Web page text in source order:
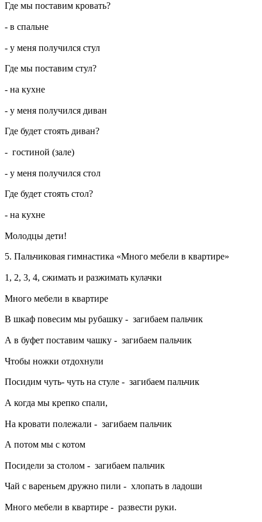
Где мы поставим кровать?
- в спальне
- у меня получился стул
Где мы поставим стул?
- на кухне
- у меня получился диван
Где будет стоять диван?
- гостиной (зале)
- у меня получился стол
Где будет стоять стол?
- на кухне
Молодцы дети!
5. Пальчиковая гимнастика «Много мебели в квартире»
1, 2, 3, 4, сжимать и разжимать кулачки
Много мебели в квартире
В шкаф повесим мы рубашку - загибаем пальчик
А в буфет поставим чашку - загибаем пальчик
Чтобы ножки отдохнули
Посидим чуть- чуть на стуле - загибаем пальчик
А когда мы крепко спали,
На кровати полежали - загибаем пальчик
А потом мы с котом
Посидели за столом - загибаем пальчик
Чай с вареньем дружно пили - хлопать в ладоши
Много мебели в квартире - развести руки.